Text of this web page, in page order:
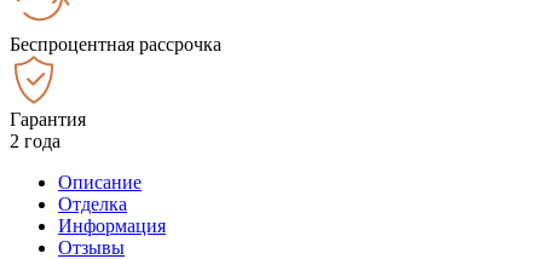
Беспроцентная рассрочка
Гарантия
2 года
Описание
Отделка
Информация
Отзывы